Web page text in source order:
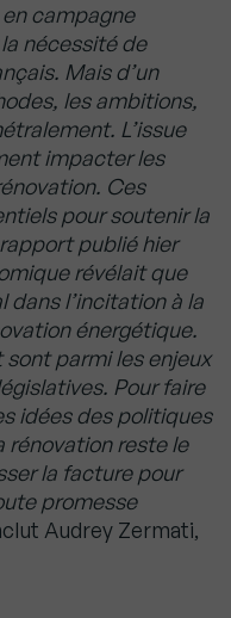
campagne
nécessité de
Mais d’un
les ambitions,
L’issue
impacter les
Ces
pour soutenir la
publié hier
révélait que
dans l’incitation à la
énergétique.
sont parmi les enjeux
Pour faire
idées des politiques
rénovation reste le
la facture pour
promesse
Audrey Zermati,